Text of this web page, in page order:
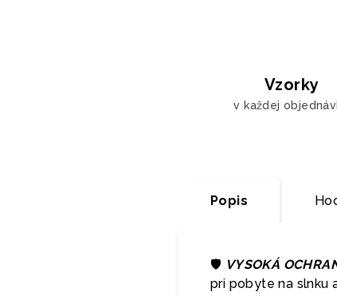
Vzorky
v každej
Popis
🛡️ VYSOKÁ
pri pobyte na slnku